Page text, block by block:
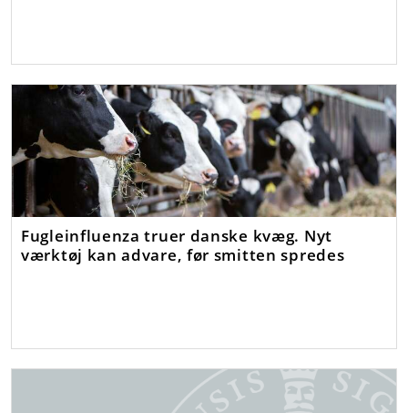
Fugleinfluenza truer danske kvæg. Nyt
værktøj kan advare, før smitten spredes